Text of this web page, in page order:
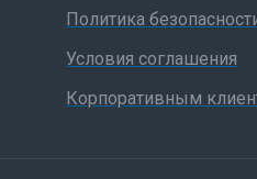
Политика
Условия соглашения
Корпоративным